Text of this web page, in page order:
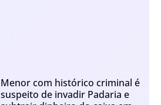
Menor com histórico criminal é
suspeito de invadir Padaria e